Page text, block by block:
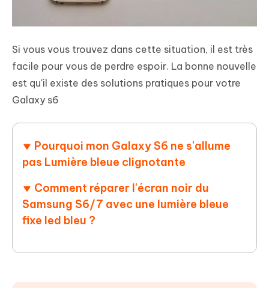
Si vous vous trouvez dans cette situation, il est très
facile pour vous de perdre espoir. La bonne nouvelle
est qu'il existe des solutions pratiques pour votre
Galaxy s6
Pourquoi mon Galaxy S6 ne s'allume
pas Lumière bleue clignotante
Comment réparer l'écran noir du
Samsung S6/7 avec une lumière bleue
fixe led bleu ?